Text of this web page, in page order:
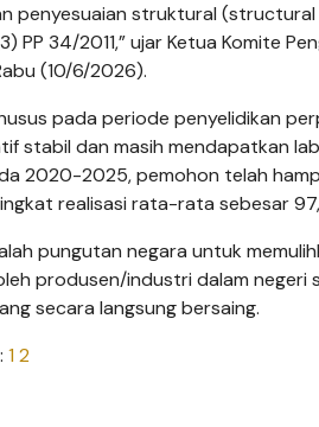
penyesuaian struktural (structural
PP 34/2011,” ujar Ketua Komite
(10/6/2026).
pada periode penyelidikan
stabil dan masih mendapatkan
2020-2025, pemohon telah
realisasi rata-rata sebesar
pungutan negara untuk
produsen/industri dalam negeri
secara langsung bersaing.
1 2